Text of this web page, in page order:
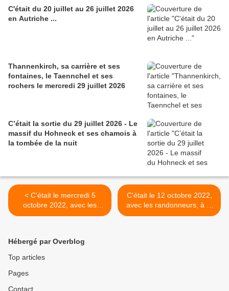
C'était du 20 juillet au 26 juillet 2026
en Autriche ...
Thannenkirch, sa carrière et ses
fontaines, le Taennchel et ses
rochers le mercredi 29 juillet 2026
C’était la sortie du 29 juillet 2026 - Le
massif du Hohneck et ses chamois à
la tombée de la nuit
< C'était le mercredi 5
octobre 2022, avec les
randonneurs
C'était le 12 octobre 2022,
avec les randonneurs, à la
rencontre des châteaux de
Hébergé par Overblog
Top articles
Pages
Contact